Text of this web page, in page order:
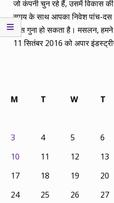
जो कंपनी चुन रहे हैं, उसमें विकास की
समय के साथ आपका निवेश पांच-दस
तीस गुना हो सकता है। मसलन,
11 सितंबर 2016 को अपार
M
T W T
3
4 5 6
10
11 12 13
17
18 19 20
24
25 26 27